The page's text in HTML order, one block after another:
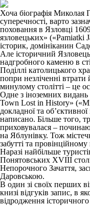
Хоча біографія Миколая
суперечності, варто
поховання в Язловці
язловецьких» («Pamiatki
історик, домініканин
Але історичний
надгробного каменю в
Поділлі католицького
попри незліченні втрати
минулому столітті – це
Одне з іноземних видань
Town Lost in History»
докладної та
написано. Більше того,
приховувалася –
на Яблунівку. Тож
забутті та провінційному
Наразі найбільше
Понятовських XVIII
Непорочного Зачаття,
Даровською.
В один зі своїх перших
книзі відгуків запис, в
відродження